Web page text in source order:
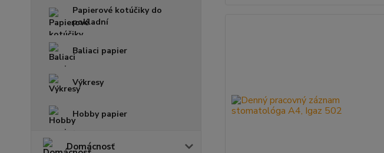
Papierové kotúčiky do
pokladní
Baliaci papier
Výkresy
Hobby papier
Domácnosť